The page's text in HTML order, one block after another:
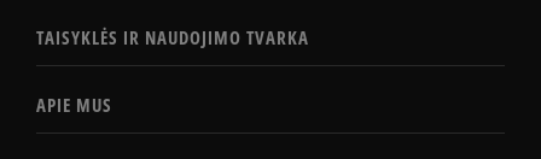
TAISYKLĖS IR NAUDOJIMO TVARKA
APIE MUS